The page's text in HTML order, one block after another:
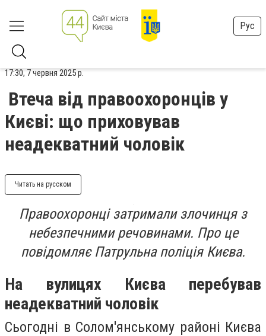
Рус
17:30, 7 червня 2025 р.
Втеча від правоохоронців у
Києві: що приховував
неадекватний чоловік
Читать на русском
Правоохоронці затримали злочинця з
небезпечними речовинами. Про це
повідомляє Патрульна поліція Києва.
На вулицях Києва перебував
неадекватний чоловік
Сьогодні в Солом'янському районі Києва